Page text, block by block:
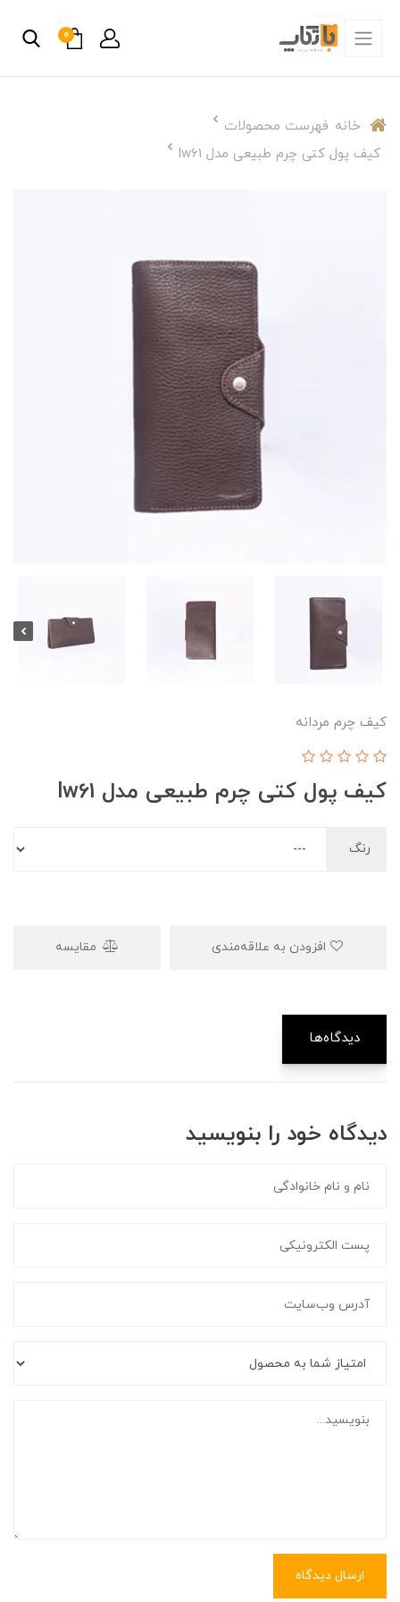
0
خانه فهرست محصولات
کیف پول کتی چرم طبیعی مدل lw61
کیف چرم مردانه
کیف پول کتی چرم طبیعی مدل lw61
رنگ
مقایسه
دیدگاه‌ها
دیدگاه خود را بنویسید
ارسال دیدگاه